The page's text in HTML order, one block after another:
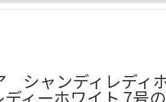
シャンディレディ
ディーホワイト 7号